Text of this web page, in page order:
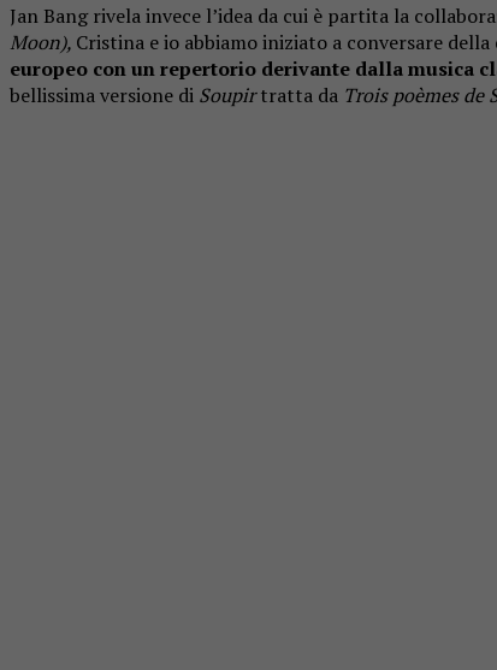
Jan Bang rivela invece l’idea da cui è partita la
Moon), Cristina e io abbiamo iniziato a conversare
europeo con un repertorio derivante dalla musica
bellissima versione di Soupirtratta da Trois poèmes de